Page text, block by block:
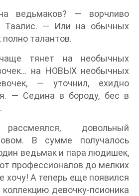
ведьмаков? — ворчливо
Таалис. — Или на обычных
талантов.
тянет на необычных
на НОВЫХ необычных
— уточнил, ехидно
— Седина в бороду, бес в
довольный
В сумме получалось
ведьмак и пара людишек,
профессионалов до мелких
хочу! А теперь еще появился
девочку-псионика